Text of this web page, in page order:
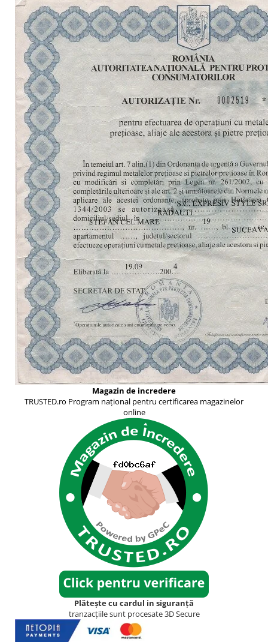
Magazin de incredere
TRUSTED.ro Program național pentru certificarea magazinelor
online
Plătește cu cardul in siguranță
tranzacțiile sunt procesate 3D Secure